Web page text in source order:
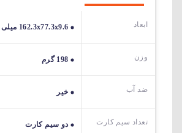
ابعاد 162.3x77.3x9.6 میلی متر
وزن 198 گرم
ضد آب خیر
تعداد سیم کارت دو سیم کارت